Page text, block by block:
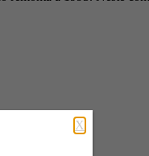
X